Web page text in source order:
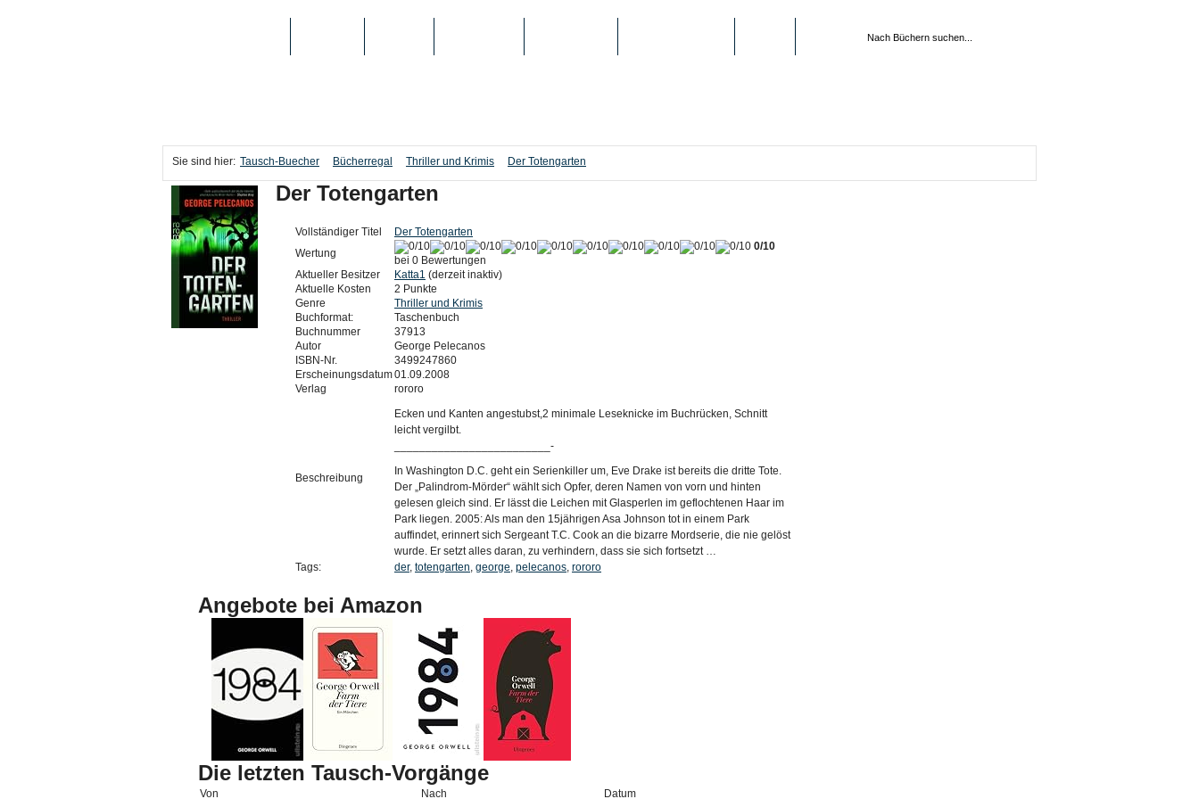
Sie sind hier: Tausch-Buecher Bücherregal Thriller und Krimis Der Totengarten
Der Totengarten
Vollständiger Titel
Der Totengarten
Wertung
0/10
bei 0 Bewertungen
Aktueller Besitzer
Katta1 (derzeit inaktiv)
Aktuelle Kosten
2 Punkte
Genre
Thriller und Krimis
Buchformat:
Taschenbuch
Buchnummer
37913
Autor
George Pelecanos
ISBN-Nr.
3499247860
Erscheinungsdatum01.09.2008
Verlag
rororo
Beschreibung
Ecken und Kanten angestubst,2 minimale Leseknicke im Buchrücken, Schnitt
leicht vergilbt.
_________________________-
In Washington D.C. geht ein Serienkiller um, Eve Drake ist bereits die dritte Tote.
Der „Palindrom-Mörder“ wählt sich Opfer, deren Namen von vorn und hinten
gelesen gleich sind. Er lässt die Leichen mit Glasperlen im geflochtenen Haar im
Park liegen. 2005: Als man den 15jährigen Asa Johnson tot in einem Park
auffindet, erinnert sich Sergeant T.C. Cook an die bizarre Mordserie, die nie gelöst
wurde. Er setzt alles daran, zu verhindern, dass sie sich fortsetzt …
Tags:
der, totengarten, george, pelecanos, rororo
Angebote bei Amazon
Die letzten Tausch-Vorgänge
Von Nach Datum